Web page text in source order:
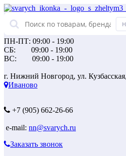
ПН-ПТ: 09:00 - 19:00
СБ: 09:00 - 19:00
ВС: 09:00 - 19:00
г. Нижний Новгород, ул.
Иваново
+7 (905) 662-26-66
e-mail: nn@svarych.ru
Заказать звонок